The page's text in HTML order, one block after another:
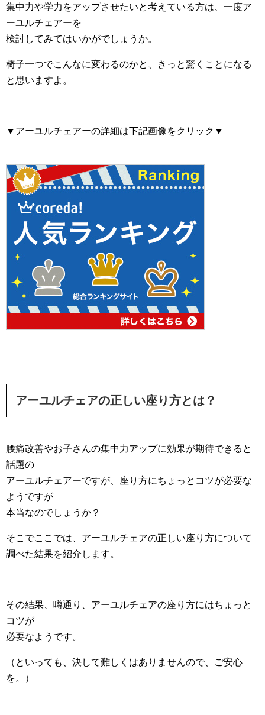
集中力や学力をアップさせたいと考えている方は、一度ア
ーユルチェアーを
検討してみてはいかがでしょうか。
椅子一つでこんなに変わるのかと、きっと驚くことになる
と思いますよ。
▼アーユルチェアーの詳細は下記画像をクリック▼
アーユルチェアの正しい座り方とは？
腰痛改善やお子さんの集中力アップに効果が期待できると
話題の
アーユルチェアーですが、座り方にちょっとコツが必要な
ようですが
本当なのでしょうか？
そこでここでは、アーユルチェアの正しい座り方について
調べた結果を紹介します。
その結果、噂通り、アーユルチェアの座り方にはちょっと
コツが
必要なようです。
（といっても、決して難しくはありませんので、ご安心
を。）